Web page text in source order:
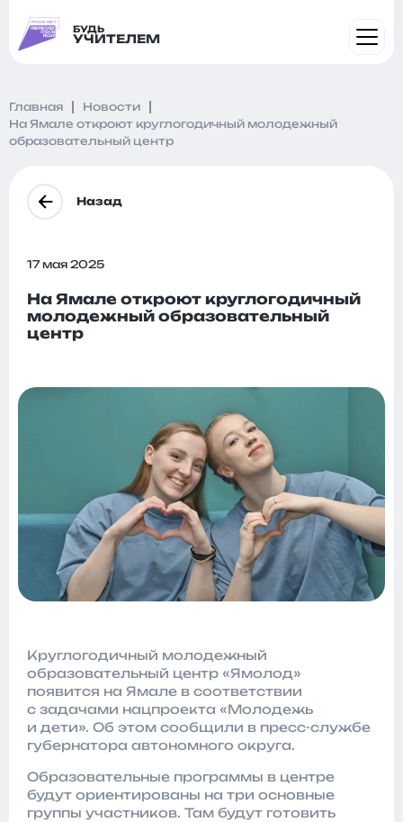
БУДЬ
УЧИТЕЛЕМ
Главная
Новости
На Ямале откроют круглогодичный молодежный
образовательный центр
Назад
17 мая 2025
На Ямале откроют круглогодичный
молодежный образовательный
центр
Круглогодичный молодежный
образовательный центр «Ямолод»
появится на Ямале в соответствии
с задачами нацпроекта «Молодежь
и дети». Об этом сообщили в пресс-службе
губернатора автономного округа.
Образовательные программы в центре
будут ориентированы на три основные
группы участников. Там будут готовить